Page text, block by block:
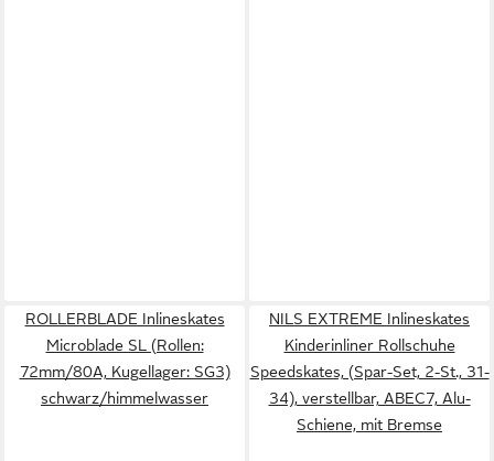
ROLLERBLADE Inlineskates
Microblade SL (Rollen:
72mm/80A, Kugellager: SG3)
schwarz/himmelwasser
NILS EXTREME Inlineskates
Kinderinliner Rollschuhe
Speedskates, (Spar-Set, 2-St., 31-
34), verstellbar, ABEC7, Alu-
Schiene, mit Bremse